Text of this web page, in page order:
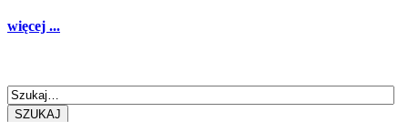
więcej ...
SZUKAJ